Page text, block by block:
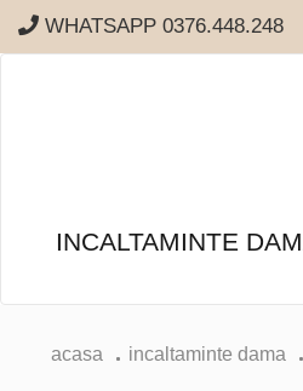
WHATSAPP 0376.448.248
INCALTAMINTE
acasa incaltaminte dama